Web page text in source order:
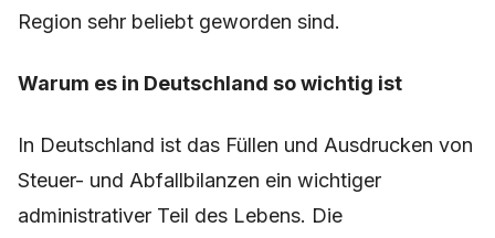
Region sehr beliebt geworden sind.
Warum es in Deutschland so wichtig ist
In Deutschland ist das Füllen und Ausdrucken von
Steuer- und Abfallbilanzen ein wichtiger
administrativer Teil des Lebens. Die